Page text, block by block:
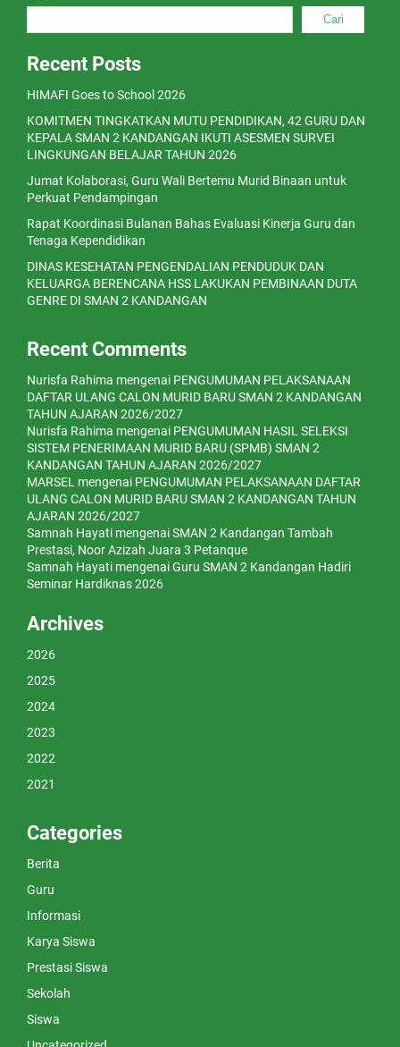
Cari
Recent Posts
HIMAFI Goes to School 2026
KOMITMEN TINGKATKAN MUTU PENDIDIKAN, 42 GURU DAN
KEPALA SMAN 2 KANDANGAN IKUTI ASESMEN SURVEI
LINGKUNGAN BELAJAR TAHUN 2026
Jumat Kolaborasi, Guru Wali Bertemu Murid Binaan untuk
Perkuat Pendampingan
Rapat Koordinasi Bulanan Bahas Evaluasi Kinerja Guru dan
Tenaga Kependidikan
DINAS KESEHATAN PENGENDALIAN PENDUDUK DAN
KELUARGA BERENCANA HSS LAKUKAN PEMBINAAN DUTA
GENRE DI SMAN 2 KANDANGAN
Recent Comments
Nurisfa Rahima mengenai PENGUMUMAN PELAKSANAAN
DAFTAR ULANG CALON MURID BARU SMAN 2 KANDANGAN
TAHUN AJARAN 2026/2027
Nurisfa Rahima mengenai PENGUMUMAN HASIL SELEKSI
SISTEM PENERIMAAN MURID BARU (SPMB) SMAN 2
KANDANGAN TAHUN AJARAN 2026/2027
MARSEL mengenai PENGUMUMAN PELAKSANAAN DAFTAR
ULANG CALON MURID BARU SMAN 2 KANDANGAN TAHUN
AJARAN 2026/2027
Samnah Hayati mengenaiSMAN 2 Kandangan Tambah
Prestasi, Noor Azizah Juara 3 Petanque
Samnah Hayati mengenaiGuru SMAN 2 Kandangan Hadiri
Seminar Hardiknas 2026
Archives
2026
2025
2024
2023
2022
2021
Categories
Berita
Guru
Informasi
Karya Siswa
Prestasi Siswa
Sekolah
Siswa